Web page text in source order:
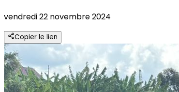
vendredi 22 novembre 2024
Copier le lien